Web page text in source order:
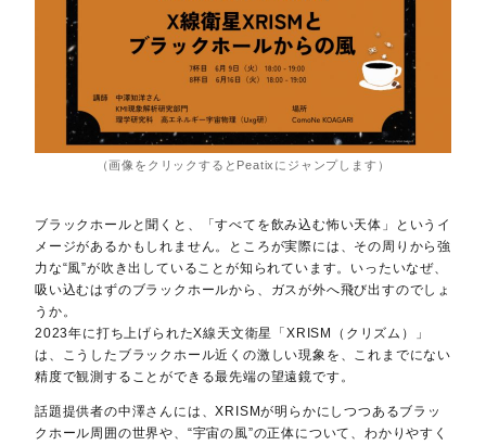
（画像をクリックするとPeatixにジャンプします）
ブラックホールと聞くと、「すべてを飲み込む怖い天体」というイ
メージがあるかもしれません。ところが実際には、その周りから強
力な“風”が吹き出していることが知られています。いったいなぜ、
吸い込むはずのブラックホールから、ガスが外へ飛び出すのでしょ
うか。
2023年に打ち上げられたX線天文衛星「XRISM（クリズム）」
は、こうしたブラックホール近くの激しい現象を、これまでにない
精度で観測することができる最先端の望遠鏡です。
話題提供者の中澤さんには、XRISMが明らかにしつつあるブラッ
クホール周囲の世界や、“宇宙の風”の正体について、わかりやすく